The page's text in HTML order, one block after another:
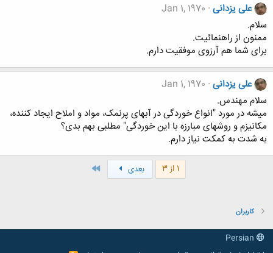
علی یزدانی Jan 1, 1970
سلام.
ممنون از راهنمائیت.
برای شما هم آرزوی موفقیت دارم.
علی یزدانی Jan 1, 1970
سلام مهندس.
میشه در مورد "انواع خوردگی در آبهای پرنمک، مواد و املاح ایجاد کننده،
مکانیزم و روشهای مبارزه با این خوردگی" مطلبی بهم بدی؟
به شدت به کمکت نیاز دارم.
1 از 3 بعدی
کاربران